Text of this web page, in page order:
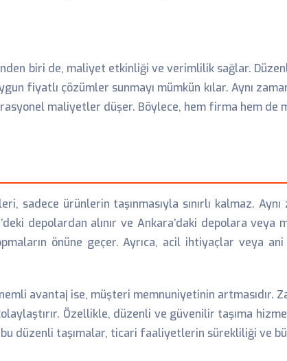
biri de, maliyet etkinliği ve verimlilik sağlar.
fiyatlı çözümler sunmayı mümkün kılar. Aynı
maliyetler düşer. Böylece, hem firma hem de
sadece ürünlerin taşınmasıyla sınırlı kalmaz.
depolardan alınır ve Ankara’daki depolara
önüne geçer. Ayrıca, acil ihtiyaçlar veya
avantaj ise, müşteri memnuniyetinin
Özellikle, düzenli ve güvenilir taşıma
düzenli taşımalar, ticari faaliyetlerin sürekliliği ve